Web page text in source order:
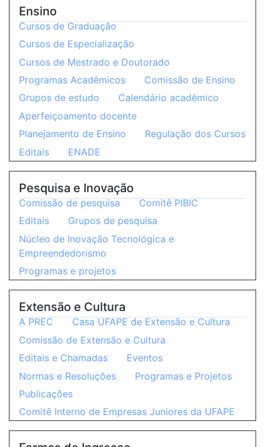
Ensino
Cursos de Graduação
Cursos de Especialização
Cursos de Mestrado e Doutorado
Programas Acadêmicos
Comissão de Ensino
Grupos de estudo
Calendário acadêmico
Aperfeiçoamento docente
Planejamento de Ensino
Regulação dos Cursos
Editais
ENADE
Pesquisa e Inovação
Comissão de pesquisa
Comitê PIBIC
Editais
Grupos de pesquisa
Núcleo de Inovação Tecnológica e
Empreendedorismo
Programas e projetos
Extensão e Cultura
A PREC
Casa UFAPE de Extensão e Cultura
Comissão de Extensão e Cultura
Editais e Chamadas
Eventos
Normas e Resoluções
Programas e Projetos
Publicações
Comitê Interno de Empresas Juniores da UFAPE